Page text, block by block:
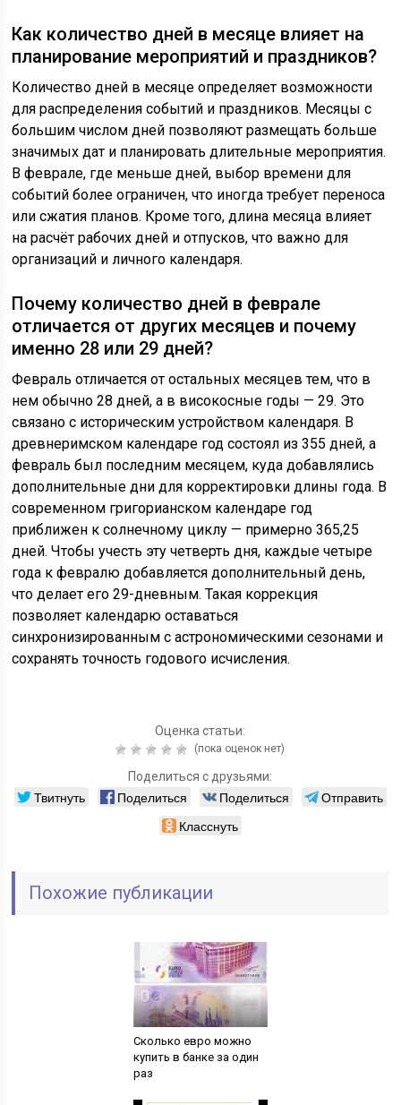
Как количество дней в месяце влияет на
планирование мероприятий и праздников?
Количество дней в месяце определяет возможности
для распределения событий и праздников. Месяцы с
большим числом дней позволяют размещать больше
значимых дат и планировать длительные мероприятия.
В феврале, где меньше дней, выбор времени для
событий более ограничен, что иногда требует переноса
или сжатия планов. Кроме того, длина месяца влияет
на расчёт рабочих дней и отпусков, что важно для
организаций и личного календаря.
Почему количество дней в феврале
отличается от других месяцев и почему
именно 28 или 29 дней?
Февраль отличается от остальных месяцев тем, что в
нем обычно 28 дней, а в високосные годы — 29. Это
связано с историческим устройством календаря. В
древнеримском календаре год состоял из 355 дней, а
февраль был последним месяцем, куда добавлялись
дополнительные дни для корректировки длины года. В
современном григорианском календаре год
приближен к солнечному циклу — примерно 365,25
дней. Чтобы учесть эту четверть дня, каждые четыре
года к февралю добавляется дополнительный день,
что делает его 29-дневным. Такая коррекция
позволяет календарю оставаться
синхронизированным с астрономическими сезонами и
сохранять точность годового исчисления.
Оценка статьи:
(пока оценок нет)
Поделиться с друзьями:
Твитнуть Поделиться Поделиться
Отправить
Класснуть
Похожие публикации
Сколько евро можно
купить в банке за один
раз